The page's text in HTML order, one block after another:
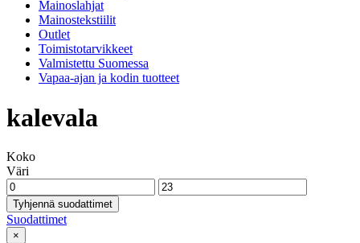
Mainoslahjat
Mainostekstiilit
Outlet
Toimistotarvikkeet
Valmistettu Suomessa
Vapaa-ajan ja kodin tuotteet
kalevala
Koko
Väri
Tyhjennä suodattimet
Suodattimet
×